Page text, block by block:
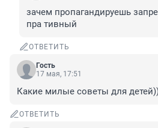
зачем пропагандируешь
пра тивный
ОТВЕТИТЬ
Гость
17 мая, 17:51
Какие милые советы для
ОТВЕТИТЬ